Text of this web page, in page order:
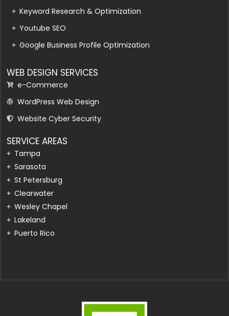
Keyword Research & Optimization
Youtube SEO
Google Business Profile Optimization
WEB DESIGN SERVICES
e-Commerce
WordPress Web Design
Website Cyber Security
SERVICE AREAS
Tampa
Sarasota
St Petersburg
Clearwater
Wesley Chapel
Lakeland
Puerto Rico